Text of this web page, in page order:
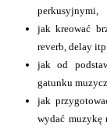
perkusyjnymi,
jak kreować
reverb, delay
jak od
gatunku
jak
wydać muzykę